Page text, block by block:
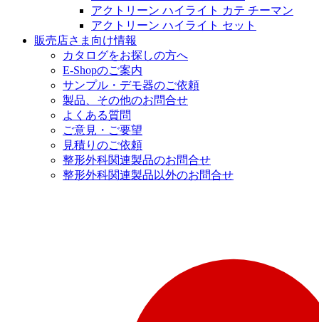
アクトリーン ハイライト カテ チーマン
アクトリーン ハイライト セット
販売店さま向け情報
カタログをお探しの方へ
E-Shopのご案内
サンプル・デモ器のご依頼
製品、その他のお問合せ
よくある質問
ご意見・ご要望
見積りのご依頼
整形外科関連製品のお問合せ
整形外科関連製品以外のお問合せ